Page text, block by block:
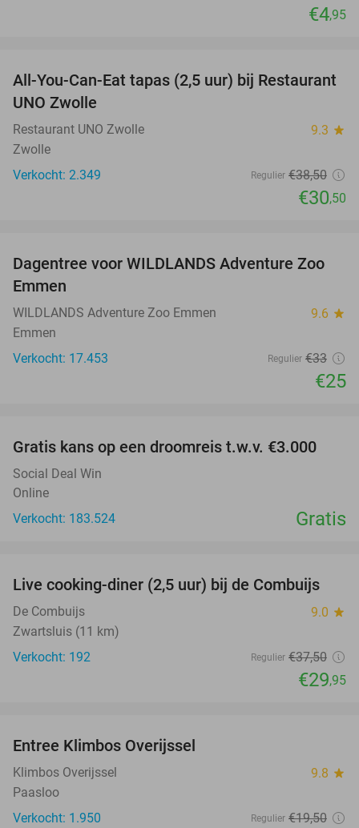
€4,95
21%
All-You-Can-Eat tapas (2,5 uur) bij Restaurant
UNO Zwolle
Restaurant UNO Zwolle 9.3 star
Zwolle
Verkocht: 2.349
Regulier €38,50
€30,50
24%
Dagentree voor WILDLANDS Adventure Zoo
Emmen
WILDLANDS Adventure Zoo Emmen 9.6 star
Emmen
Verkocht: 17.453
Regulier €33
€25
Gratis kans op een droomreis t.w.v. €3.000
Social Deal Win
Online
Verkocht: 183.524
Gratis
20%
Live cooking-diner (2,5 uur) bij de Combuijs
De Combuijs 9.0 star
Zwartsluis (11 km)
Verkocht: 192
Regulier €37,50
€29,95
Entree Klimbos Overijssel
Klimbos Overijssel 9.8 star
Paasloo
Verkocht: 1.950
Regulier €19,50